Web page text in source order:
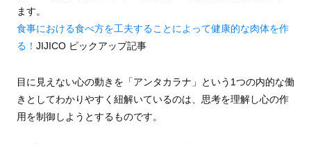
ます。
食事における食べ方を工夫することによって健康的な肉体を作
る！ JIJICO ピックアップ記事
目に見えない心の動きを「アンタカラナ」という1つの内的な働
きとしてわかりやすく紐解いているのは、思考を理解し心の作
用を制御しようとするものです。